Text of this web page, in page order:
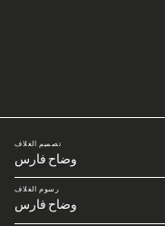
تصميم الغلاف
وضاح فارس
رسوم الغلاف
وضاح فارس